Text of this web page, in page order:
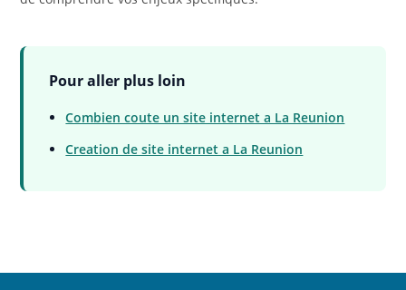
Pour aller plus loin
Combien coute un site internet a La Reunion
Creation de site internet a La Reunion